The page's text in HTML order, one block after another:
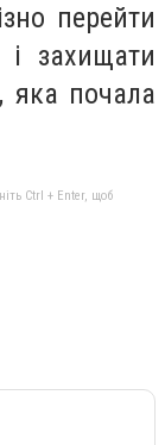
перейти
і захищати
яка почала
Ctrl + Enter, щоб